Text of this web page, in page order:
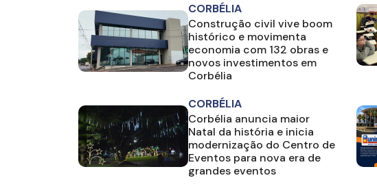
CORBÉLIA
Construção civil vive boom
histórico e movimenta
economia com 132 obras e
novos investimentos em
Corbélia
CORBÉLIA
Corbélia anuncia maior
Natal da história e inicia
modernização do Centro de
Eventos para nova era de
grandes eventos